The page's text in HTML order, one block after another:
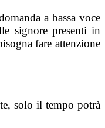
a bassa voce
signore presenti in
fare attenzione
solo il tempo potrà